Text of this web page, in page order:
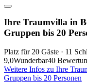
Ihre Traumvilla in
Gruppen bis 20
Platz für 20 Gäste · 11
9,0Wunderbar40
Weitere Infos zu Ihre
Gruppen bis 20 Personen